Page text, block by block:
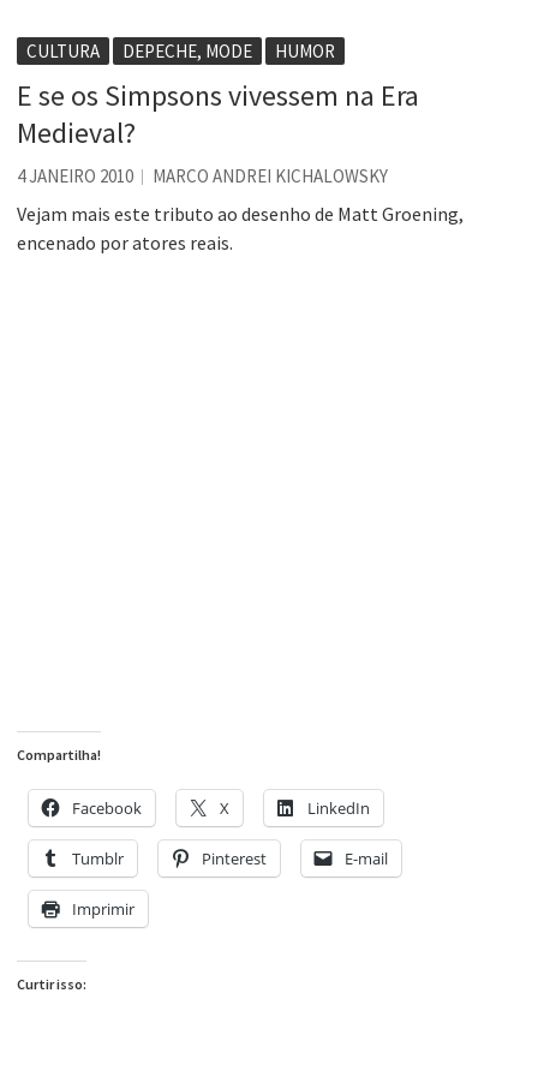
Tem que filmar isso daí
A construção da urbanidade
Aprender a fracassar é o segredo do sucesso
CULTURA DEPECHE, MODE HUMOR
E se os Simpsons vivessem na Era
Medieval?
4 JANEIRO 2010 MARCO ANDREI KICHALOWSKY
Vejam mais este tributo ao desenho de Matt Groening,
encenado por atores reais.
Compartilha!
Facebook X LinkedIn
Tumblr Pinterest E-mail
Imprimir
Curtir isso: